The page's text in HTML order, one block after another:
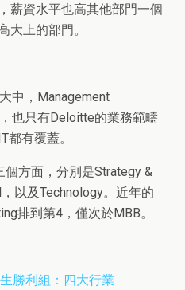
薪資水平也高其他部門一個
大上的部門。
中，Management
也只有Deloitte的業務範疇
有覆蓋。
方面，分別是Strategy &
以及Technology。近年的
排到第4，僅次於MBB。
勝利組：四大行業